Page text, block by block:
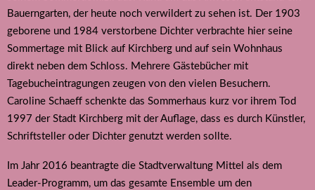
Bauerngarten, der heute noch verwildert zu sehen ist. Der 1903
geborene und 1984 verstorbene Dichter verbrachte hier seine
Sommertage mit Blick auf Kirchberg und auf sein Wohnhaus
direkt neben dem Schloss. Mehrere Gästebücher mit
Tagebucheintragungen zeugen von den vielen Besuchern.
Caroline Schaeff schenkte das Sommerhaus kurz vor ihrem Tod
1997 der Stadt Kirchberg mit der Auflage, dass es durch Künstler,
Schriftsteller oder Dichter genutzt werden sollte.
Im Jahr 2016 beantragte die Stadtverwaltung Mittel als dem
Leader-Programm, um das gesamte Ensemble um den